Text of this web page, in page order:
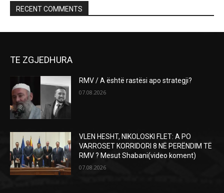
RECENT COMMENTS
TE ZGJEDHURA
RMV / A është rastësi apo strategji?
07.08.2026
VLEN HESHT, NIKOLOSKI FLET: A PO
VARROSET KORRIDORI 8 NË PERËNDIM TË
RMV ? Mesut Shabani(video koment)
07.08.2026